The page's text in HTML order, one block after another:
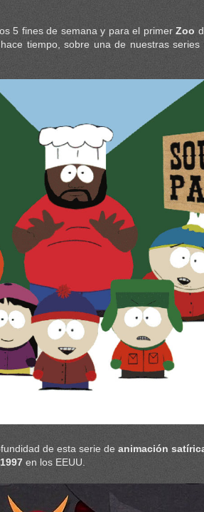
5 fines de semana y para el primer Zoo
tiempo, sobre una de nuestras series
de esta serie de animación
1997 en los EEUU.